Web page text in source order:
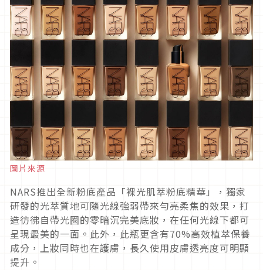
圖片來源
NARS推出全新粉底產品「裸光肌萃粉底精華」，獨家
研發的光萃質地可隨光線強弱帶來勻亮柔焦的效果，打
造彷彿自帶光圈的零暗沉完美底妝，在任何光線下都可
呈現最美的一面。此外，此瓶更含有70%高效植萃保養
成分，上妝同時也在護膚，長久使用皮膚透亮度可明顯
提升。